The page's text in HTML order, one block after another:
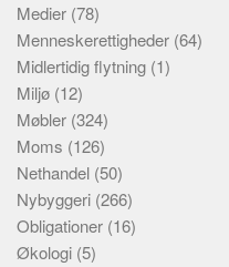
Medier (78)
Menneskerettigheder (64)
Midlertidig flytning (1)
Miljø (12)
Møbler (324)
Moms (126)
Nethandel (50)
Nybyggeri (266)
Obligationer (16)
Økologi (5)